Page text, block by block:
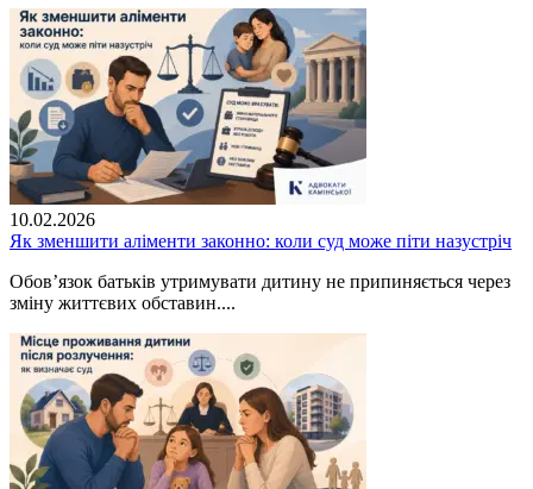
10.02.2026
Як зменшити аліменти законно: коли суд може піти назустріч
Обов’язок батьків утримувати дитину не припиняється через
зміну життєвих обставин....